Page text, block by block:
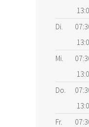
Di.
Mi.
Do.
Fr.